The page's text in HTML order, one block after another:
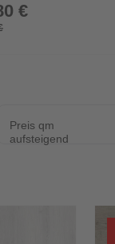
€
Preis qm
aufsteigend